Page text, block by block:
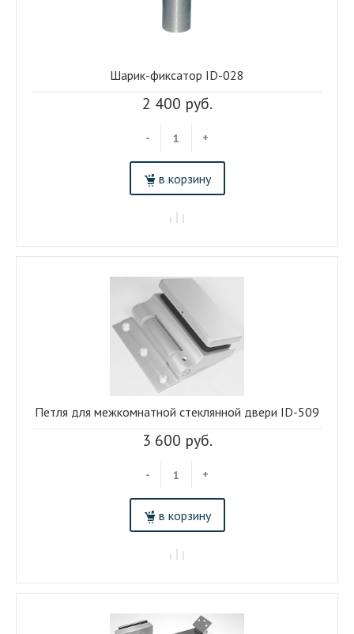
2 400 руб.
- +
в корзину
Шарик-фиксатор ID-028
3 600 руб.
- +
в корзину
Петля для межкомнатной стеклянной двери ID-509